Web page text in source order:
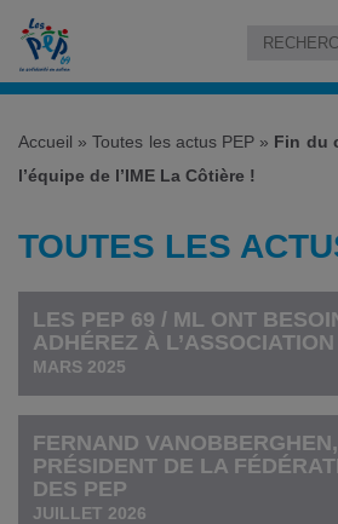
Accueil »Toutes les actus PEP » Fin du
l’équipe de l’IME La Côtière !
TOUTES LES
LES PEP 69 / ML ONT
ADHÉREZ À L’ASSOCIATION
MARS 2025
FERNAND
PRÉSIDENT DE LA
DES PEP
JUILLET 2026